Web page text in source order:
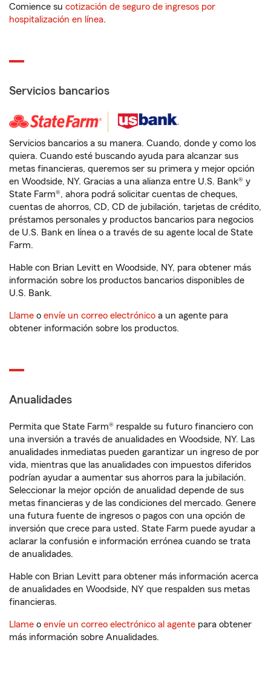
Comience su cotización de seguro de ingresos por
hospitalización en línea.
Servicios bancarios
Servicios bancarios a su manera. Cuando, donde y como los
quiera. Cuando esté buscando ayuda para alcanzar sus
metas financieras, queremos ser su primera y mejor opción
en Woodside, NY. Gracias a una alianza entre U.S. Bank® y
State Farm®, ahora podrá solicitar cuentas de cheques,
cuentas de ahorros, CD, CD de jubilación, tarjetas de crédito,
préstamos personales y productos bancarios para negocios
de U.S. Bank en línea o a través de su agente local de State
Farm.
Hable con Brian Levitt en Woodside, NY, para obtener más
información sobre los productos bancarios disponibles de
U.S. Bank.
Llame o envíe un correo electrónico a un agente para
obtener información sobre los productos.
Anualidades
Permita que State Farm® respalde su futuro financiero con
una inversión a través de anualidades en Woodside, NY. Las
anualidades inmediatas pueden garantizar un ingreso de por
vida, mientras que las anualidades con impuestos diferidos
podrían ayudar a aumentar sus ahorros para la jubilación.
Seleccionar la mejor opción de anualidad depende de sus
metas financieras y de las condiciones del mercado. Genere
una futura fuente de ingresos o pagos con una opción de
inversión que crece para usted. State Farm puede ayudar a
aclarar la confusión e información errónea cuando se trata
de anualidades.
Hable con Brian Levitt para obtener más información acerca
de anualidades en Woodside, NY que respalden sus metas
financieras.
Llame o envíe un correo electrónico al agente para obtener
más información sobre Anualidades.